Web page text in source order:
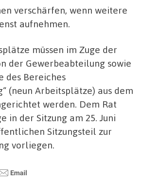
verschärfen, wenn weitere
aufnehmen.
müssen im Zuge der
der Gewerbeabteilung sowie
des Bereiches
(neun Arbeitsplätze) aus dem
werden. Dem Rat
in der Sitzung am 25. Juni
Sitzungsteil zur
vorliegen.